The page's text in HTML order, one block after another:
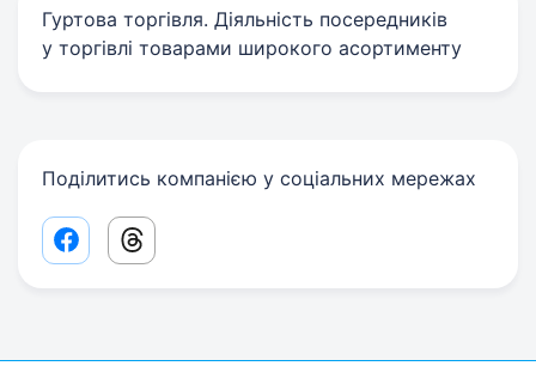
Гуртова торгівля. Діяльність посередників
у торгівлі товарами широкого асортименту
Поділитись компанією у соціальних мережах
Facebook share link
Threads share link